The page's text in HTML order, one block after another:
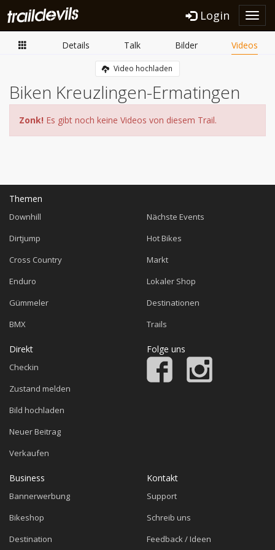
Login
Details Talk Bilder Videos
Video hochladen
Biken Kreuzlingen-Ermatingen
Zonk! Es gibt noch keine Videos von diesem Trail.
Themen
Downhill
Dirtjump
Cross Country
Enduro
Gümmeler
BMX
Nächste Events
Hot Bikes
Markt
Lokaler Shop
Destinationen
Trails
Direkt
Checkin
Zustand melden
Bild hochladen
Neuer Beitrag
Verkaufen
Folge uns
Business
Bannerwerbung
Bikeshop
Destination
Kontakt
Support
Schreib uns
Feedback / Ideen